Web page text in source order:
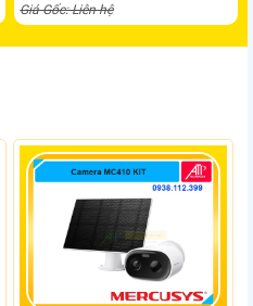
Giá Gốc: Liên hệ